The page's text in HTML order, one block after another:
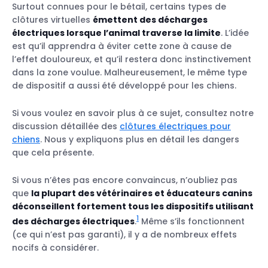
Surtout connues pour le bétail, certains types de
clôtures virtuelles émettent des décharges
électriques lorsque l’animal traverse la limite. L’idée
est qu’il apprendra à éviter cette zone à cause de
l’effet douloureux, et qu’il restera donc instinctivement
dans la zone voulue. Malheureusement, le même type
de dispositif a aussi été développé pour les chiens.
Si vous voulez en savoir plus à ce sujet, consultez notre
discussion détaillée des clôtures électriques pour
chiens. Nous y expliquons plus en détail les dangers
que cela présente.
Si vous n’êtes pas encore convaincus, n’oubliez pas
que la plupart des vétérinaires et éducateurs canins
déconseillent fortement tous les dispositifs utilisant
des décharges électriques.1 Même s’ils fonctionnent
(ce qui n’est pas garanti), il y a de nombreux effets
nocifs à considérer.